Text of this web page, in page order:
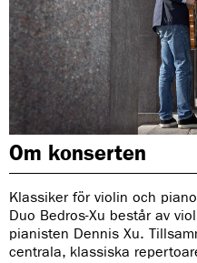
Om konserten
Klassiker för violin och
Duo Bedros-Xu består av
pianisten Dennis Xu.
centrala, klassiska